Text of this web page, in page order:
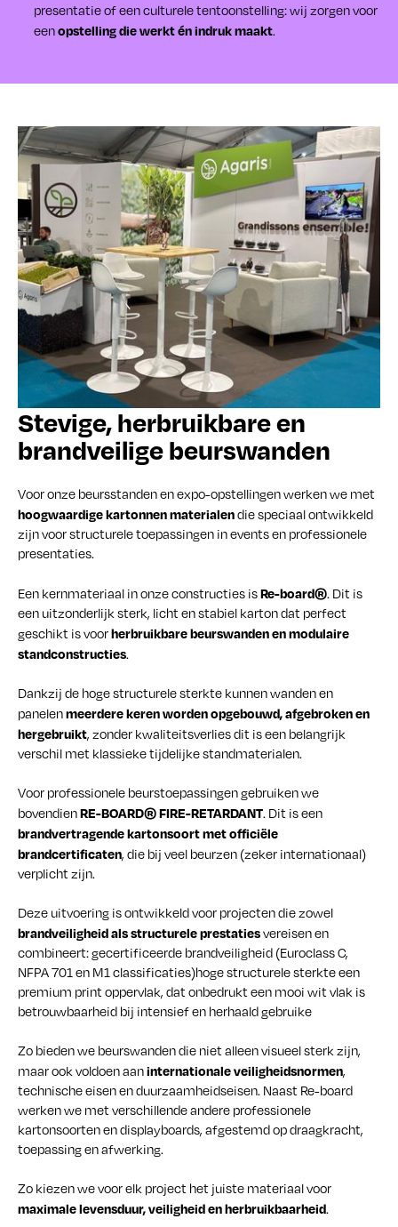
presentatie of een culturele tentoonstelling: wij zorgen voor
eenopstelling die werkt én indruk maakt.
Stevige, herbruikbare en
brandveilige beurswanden
Voor onze beursstanden en expo-opstellingen werken we met
hoogwaardige kartonnen materialendie speciaal ontwikkeld
zijn voor structurele toepassingen in events en professionele
presentaties.
Een kernmateriaal in onze constructies isRe-board®. Dit is
een uitzonderlijk sterk, licht en stabiel karton dat perfect
geschikt is voorherbruikbare beurswanden en modulaire
standconstructies.
Dankzij de hoge structurele sterkte kunnen wanden en
panelenmeerdere keren worden opgebouwd, afgebroken en
hergebruikt, zonder kwaliteitsverlies dit is een belangrijk
verschil met klassieke tijdelijke standmaterialen.
Voor professionele beurstoepassingen gebruiken we
bovendienRE-BOARD® FIRE-RETARDANT. Dit is een
brandvertragende kartonsoort met officiële
brandcertificaten, die bij veel beurzen (zeker internationaal)
verplicht zijn.
Deze uitvoering is ontwikkeld voor projecten die zowel
brandveiligheid als structurele prestatiesvereisen en
combineert: gecertificeerde brandveiligheid (Euroclass C,
NFPA 701 en M1 classificaties)hoge structurele sterkte een
premium print oppervlak, dat onbedrukt een mooi wit vlak is
betrouwbaarheid bij intensief en herhaald gebruike
Zo bieden we beurswanden die niet alleen visueel sterk zijn,
maar ook voldoen aaninternationale veiligheidsnormen,
technische eisen en duurzaamheidseisen. Naast Re-board
werken we met verschillende andere professionele
kartonsoorten en displayboards, afgestemd op draagkracht,
toepassing en afwerking.
Zo kiezen we voor elk project het juiste materiaal voor
maximale levensduur, veiligheid en herbruikbaarheid.